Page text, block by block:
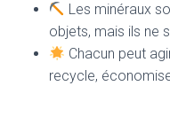
Les minéraux
objets, mais ils ne
Chacun peut
recycle,